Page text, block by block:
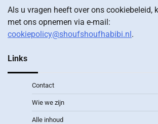
Als u vragen heeft over ons cookiebeleid,
met ons opnemen via e-mail:
cookiepolicy@shoufshoufhabibi.nl.
Links
Contact
Wie we zijn
Alle inhoud